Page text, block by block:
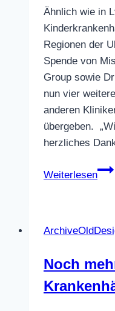
Ähnlich wie in
Regionen der
Spende von
Group sowie
nun vier
anderen
übergeben.
herzliches
Weiterlesen
Vier
die
Noch